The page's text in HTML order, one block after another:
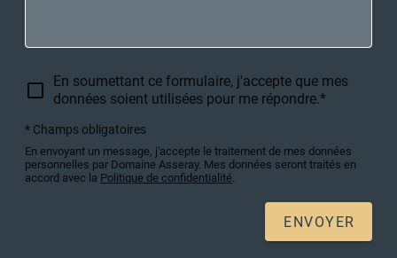
En soumettant ce formulaire, j'accepte que mes
données soient utilisées pour me répondre.*
* Champs obligatoires
En envoyant un message, j'accepte le traitement de mes données
personnelles par Domaine Asseray. Mes données seront traités en
accord avec la Politique de confidentialité.
ENVOYER